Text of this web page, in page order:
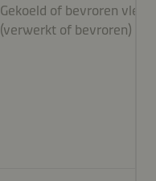
Gekoeld of bevroren vlees
(verwerkt of bevroren)